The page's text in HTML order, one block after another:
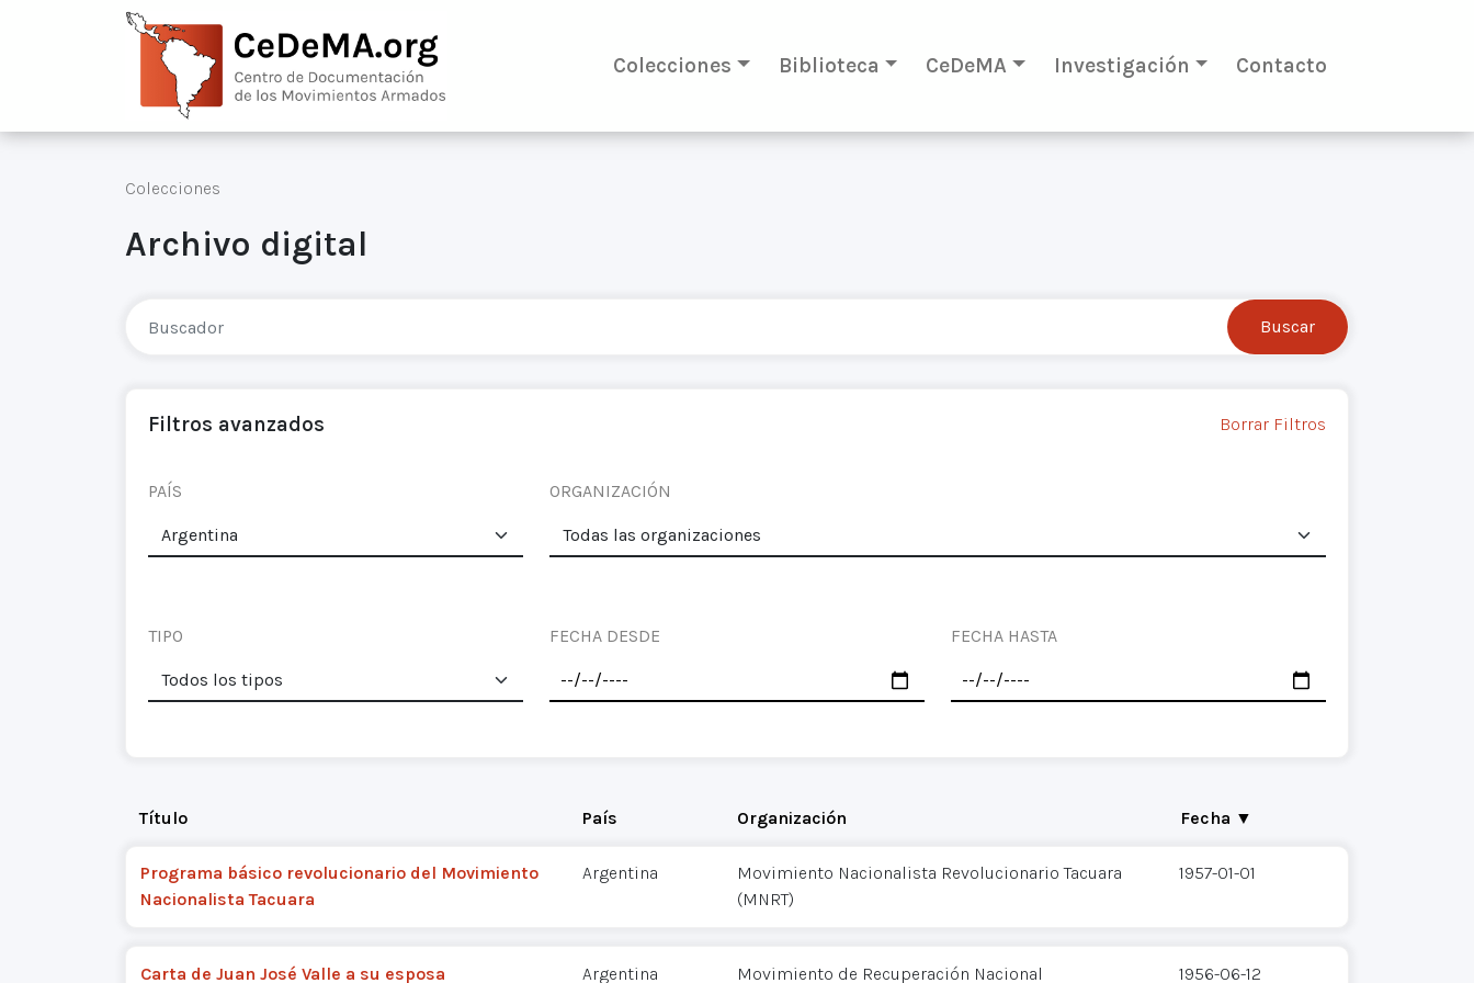
Colecciones Biblioteca CeDeMA Investigación Contacto
Colecciones
Archivo digital
Filtros avanzados Borrar Filtros
PAÍS ORGANIZACIÓN
TIPO FECHA DESDE FECHA HASTA
Título País Organización Fecha ▼
Programa básico revolucionario del Movimiento
Nacionalista Tacuara
Argentina
Movimiento Nacionalista Revolucionario Tacuara
(MNRT)
1957-01-01
Carta de Juan José Valle a su esposa Argentina Movimiento de Recuperación Nacional 1956-06-12